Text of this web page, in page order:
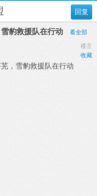
回复
豹救援队在行动 看全部
楼主
收藏
，雪豹救援队在行动